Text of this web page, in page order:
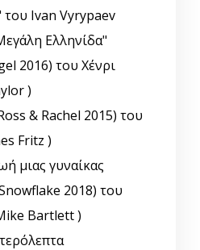
Ivan Vyrypaev
Ελληνίδα"
2016) του Χένρι
)
& Rachel 2015) του
Fritz )
μιας γυναίκας
2018) του
Bartlett )